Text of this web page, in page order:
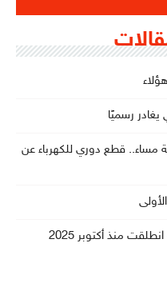
يغادر رسميًا
مساء.. قطع دوري للكهرباء عن
مسؤولة بالستاغ: التحضيرات للصيف انطلقت منذ أكتوبر 2025